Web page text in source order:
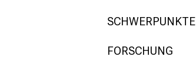
SCHWERPUNKTE
FORSCHUNG
mehr Informationen